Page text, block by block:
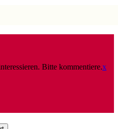
Bitte kommentiere.x